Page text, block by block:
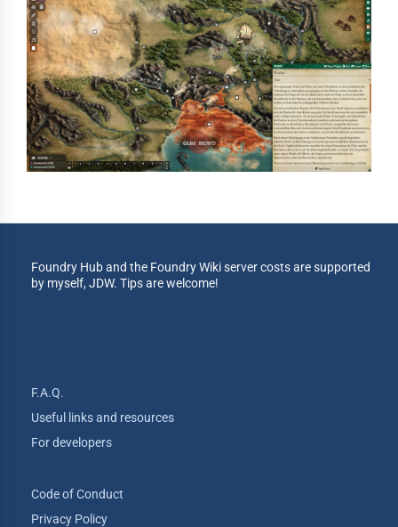
Foundry Hub and the Foundry Wiki server costs are supported
by myself, JDW. Tips are welcome!
F.A.Q.
Useful links and resources
For developers
Code of Conduct
Privacy Policy